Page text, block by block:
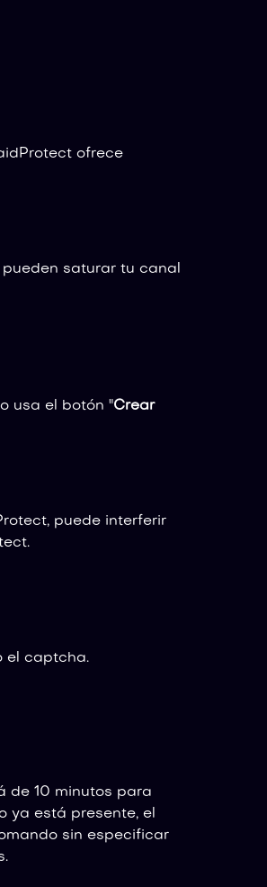
ofrece
saturar tu canal
usa el botón "Crear
puede interferir
el captcha.
de 10 minutos para
ya está presente, el
sin especificar